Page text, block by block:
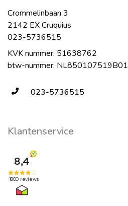
Crommelinbaan 3
2142 EX Cruquius
023-5736515
KVK nummer: 51638762
btw-nummer: NL850107519B01
023-5736515
Klantenservice